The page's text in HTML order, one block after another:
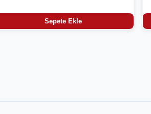
Sepete Ekle